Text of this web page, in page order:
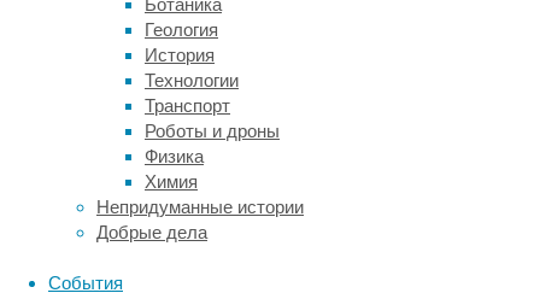
Ботаника
Геология
История
Технологии
Транспорт
Роботы и дроны
Физика
Химия
Непридуманные истории
Добрые дела
События
новом
месте
инвазивные
виды
полностью
почти
полностью
вытесняют
естественных